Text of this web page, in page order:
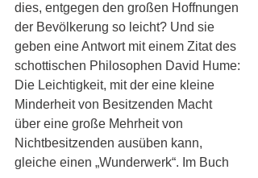
dies, entgegen den großen Hoffnungen
der Bevölkerung so leicht? Und sie
geben eine Antwort mit einem Zitat des
schottischen Philosophen David Hume:
Die Leichtigkeit, mit der eine kleine
Minderheit von Besitzenden Macht
über eine große Mehrheit von
Nichtbesitzenden ausüben kann,
gleiche einen „Wunderwerk“. Im Buch